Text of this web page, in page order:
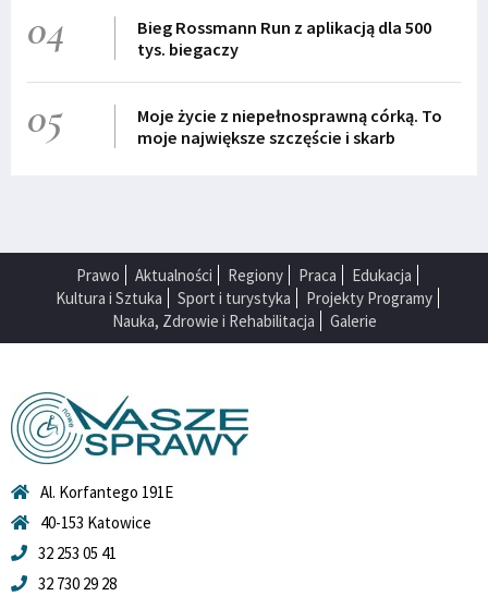
04
Bieg Rossmann Run z aplikacją dla 500
tys. biegaczy
05
Moje życie z niepełnosprawną córką. To
moje największe szczęście i skarb
Prawo Aktualności Regiony Praca
Edukacja
Kultura i Sztuka
Sport i turystyka
Projekty Programy
Nauka, Zdrowie i Rehabilitacja
Galerie
Al. Korfantego 191E
40-153 Katowice
32 253 05 41
32 730 29 28